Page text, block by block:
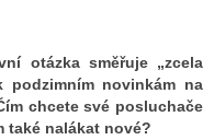
otázka směřuje „zcela
podzimním novinkám na
chcete své posluchače
také nalákat nové?